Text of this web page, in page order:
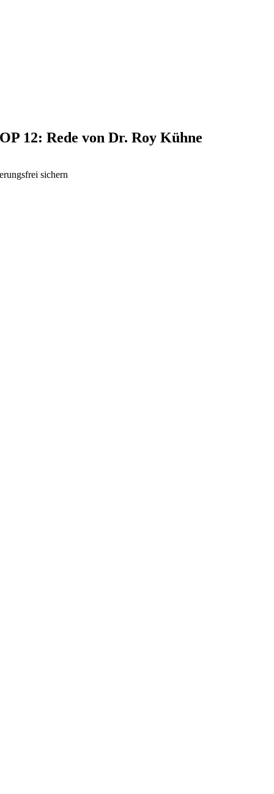
12: Rede von Dr. Roy Kühne
sichern